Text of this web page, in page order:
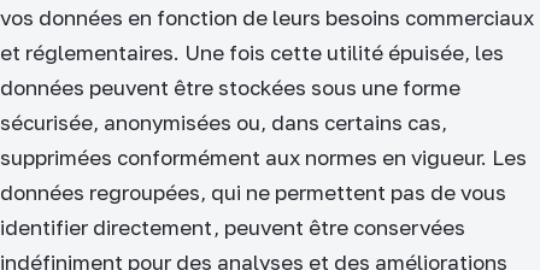
vos données en fonction de leurs besoins commerciaux
et réglementaires. Une fois cette utilité épuisée, les
données peuvent être stockées sous une forme
sécurisée, anonymisées ou, dans certains cas,
supprimées conformément aux normes en vigueur. Les
données regroupées, qui ne permettent pas de vous
identifier directement, peuvent être conservées
indéfiniment pour des analyses et des améliorations